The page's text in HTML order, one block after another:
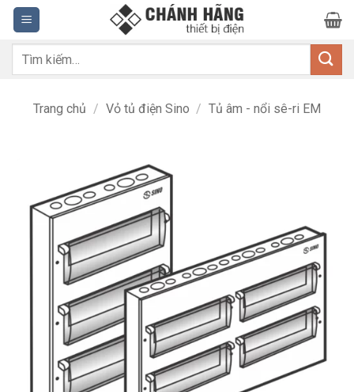
Bỏ
qua
nội
dung
Tìm
Trang chủ / Vỏ tủ điện Sino / Tủ âm - nổi sê-ri EM